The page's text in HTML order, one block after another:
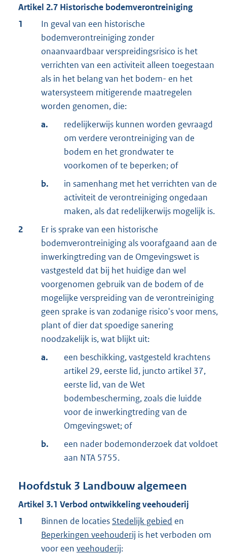
Artikel 2.7 Historische bodemverontreiniging
1
In geval van een historische
bodemverontreiniging zonder
onaanvaardbaar verspreidingsrisico is het
verrichten van een activiteit alleen toegestaan
als in het belang van het bodem- en het
watersysteem mitigerende maatregelen
worden genomen, die:
a.
redelijkerwijs kunnen worden gevraagd
om verdere verontreiniging van de
bodem en het grondwater te
voorkomen of te beperken; of
b.
in samenhang met het verrichten van de
activiteit de verontreiniging ongedaan
maken, als dat redelijkerwijs mogelijk is.
2
Er is sprake van een historische
bodemverontreiniging als voorafgaand aan de
inwerkingtreding van de Omgevingswet is
vastgesteld dat bij het huidige dan wel
voorgenomen gebruik van de bodem of de
mogelijke verspreiding van de verontreiniging
geen sprake is van zodanige risico's voor mens,
plant of dier dat spoedige sanering
noodzakelijk is, wat blijkt uit:
a.
een beschikking, vastgesteld krachtens
artikel 29, eerste lid, juncto artikel 37,
eerste lid, van de Wet
bodembescherming, zoals die luidde
voor de inwerkingtreding van de
Omgevingswet; of
b.
een nader bodemonderzoek dat voldoet
aan NTA 5755.
Hoofdstuk 3 Landbouw algemeen
Artikel 3.1 Verbod ontwikkeling veehouderij
1
Binnen de locaties Stedelijk gebied en
Beperkingen veehouderij is het verboden om
voor een veehouderij: